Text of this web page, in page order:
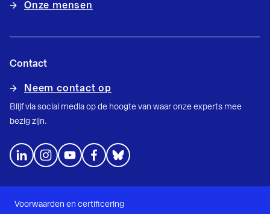
Onze mensen
Contact
Neem contact op
Blijf via social media op de hoogte van waar onze experts mee
bezig zijn.
Voorwaarden en certificering